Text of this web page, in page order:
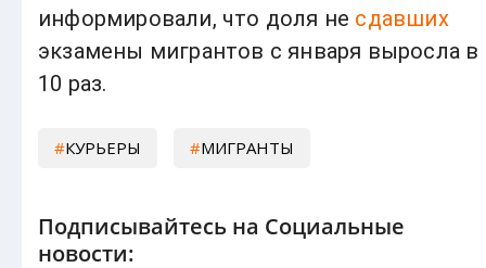
информировали, что доля не сдавших
экзамены мигрантов с января выросла в
10 раз.
КУРЬЕРЫ МИГРАНТЫ
Подписывайтесь на Социальные
новости: